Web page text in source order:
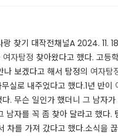
랑 찾기 대작전채널A 2024. 11.
여자탐정 찾아왔다고 했다. 고등
나 보겠다고 해서 탐정의 여자탐
실로 내주었다고 했다.1년 반이
. 무슨 일인가 했더니 그 남자가
남자를 꼭 좀 찾아 달라고 했다.
차를 가져 갔다고 했다.소식을